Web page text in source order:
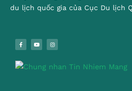
du lịch quốc gia của Cục Du lịch